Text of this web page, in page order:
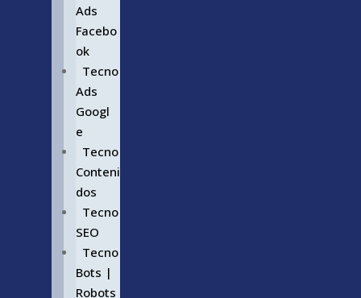
Ads
Facebo
ok
Tecno
Ads
Googl
e
Tecno
Conteni
dos
Tecno
SEO
Tecno
Bots |
Robots